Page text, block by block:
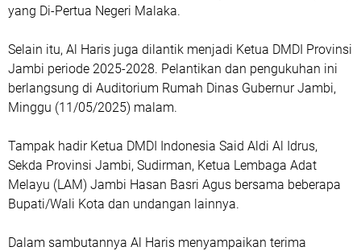
yang Di-Pertua Negeri Malaka.
Selain itu, Al Haris juga dilantik menjadi Ketua DMDI Provinsi
Jambi periode 2025-2028. Pelantikan dan pengukuhan ini
berlangsung di Auditorium Rumah Dinas Gubernur Jambi,
Minggu (11/05/2025) malam.
Tampak hadir Ketua DMDI Indonesia Said Aldi Al Idrus,
Sekda Provinsi Jambi, Sudirman, Ketua Lembaga Adat
Melayu (LAM) Jambi Hasan Basri Agus bersama beberapa
Bupati/Wali Kota dan undangan lainnya.
Dalam sambutannya Al Haris menyampaikan terima